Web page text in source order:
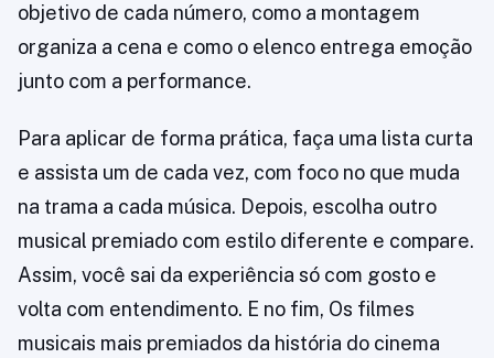
objetivo de cada número, como a montagem
organiza a cena e como o elenco entrega emoção
junto com a performance.
Para aplicar de forma prática, faça uma lista curta
e assista um de cada vez, com foco no que muda
na trama a cada música. Depois, escolha outro
musical premiado com estilo diferente e compare.
Assim, você sai da experiência só com gosto e
volta com entendimento. E no fim, Os filmes
musicais mais premiados da história do cinema